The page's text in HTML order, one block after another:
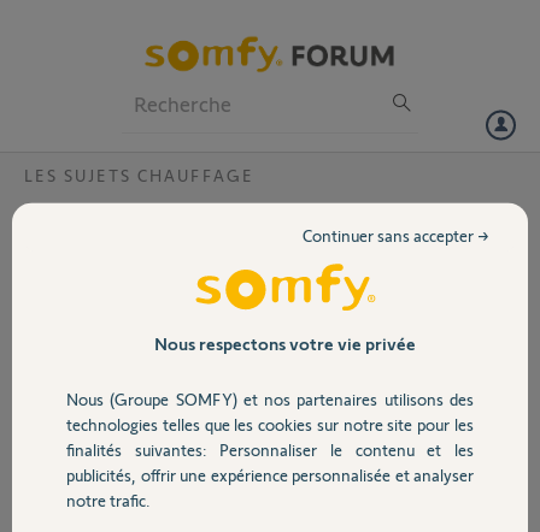
Volet
Sécurité
Domotique
LES SUJETS CHAUFFAGE
Connection Radiateur Maleo Sauter avec
est-il possible de piloter un radiateur Sauter Malao avec un boitier
Connexoon? Merci pour votre aide, Alain.
Alain H.
il y a plus de 4 ans
Participer au fil de discussion
Nous respectons votre vie privée
Nous (Groupe SOMFY) et nos partenaires utilisons des
technologies telles que les cookies sur notre site pour les
finalités suivantes: Personnaliser le contenu et les
publicités, offrir une expérience personnalisée et analyser
notre trafic.
Continuer sans accepter →